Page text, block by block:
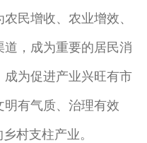
民增收、农业增效、
道，成为重要的居民消
为促进产业兴旺有市
有气质、治理有效
村支柱产业。